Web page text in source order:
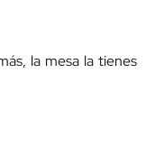
la mesa la tienes